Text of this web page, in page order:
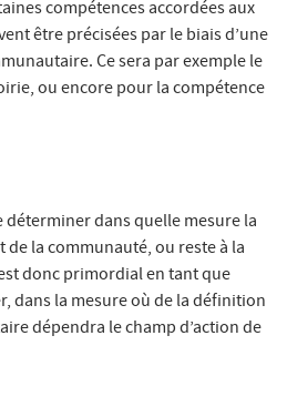
compétences accordées aux
être précisées par le biais d’une
Ce sera par exemple le
ou encore pour la compétence
dans quelle mesure la
la communauté, ou reste à la
donc primordial en tant que
dans la mesure où de la définition
dépendra le champ d’action de